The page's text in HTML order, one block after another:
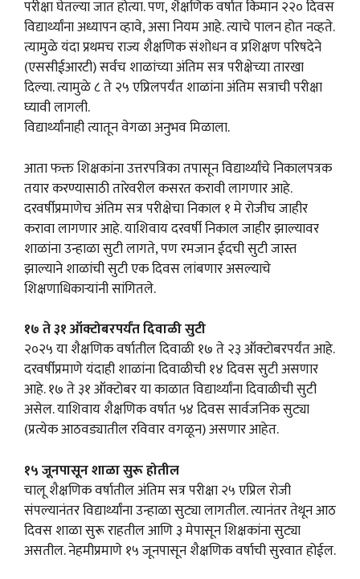
परीक्षा घेतल्या जात होत्या. पण, शैक्षणिक वर्षात किमान २२० दिवस
विद्यार्थ्यांना अध्यापन व्हावे, असा नियम आहे. त्याचे पालन होत नव्हते.
त्यामुळे यंदा प्रथमच राज्य शैक्षणिक संशोधन व प्रशिक्षण परिषदेने
(एससीईआरटी) सर्वच शाळांच्या अंतिम सत्र परीक्षेच्या तारखा
दिल्या. त्यामुळे ८ ते २५ एप्रिलपर्यंत शाळांना अंतिम सत्राची परीक्षा
घ्यावी लागली.
विद्यार्थ्यांनाही त्यातून वेगळा अनुभव मिळाला.
आता फक्त शिक्षकांना उत्तरपत्रिका तपासून विद्यार्थ्यांचे निकालपत्रक
तयार करण्यासाठी तारेवरील कसरत करावी लागणार आहे.
दरवर्षीप्रमाणेच अंतिम सत्र परीक्षेचा निकाल १ मे रोजीच जाहीर
करावा लागणार आहे. याशिवाय दरवर्षी निकाल जाहीर झाल्यावर
शाळांना उन्हाळा सुटी लागते, पण रमजान ईदची सुटी जास्त
झाल्याने शाळांची सुटी एक दिवस लांबणार असल्याचे
शिक्षणाधिकाऱ्यांनी सांगितले.
१७ ते ३१ ऑक्टोबरपर्यंत दिवाळी सुटी
२०२५ या शैक्षणिक वर्षातील दिवाळी १७ ते २३ ऑक्टोबरपर्यंत आहे.
दरवर्षीप्रमाणे यंदाही शाळांना दिवाळीची १४ दिवस सुटी असणार
आहे. १७ ते ३१ ऑक्टोबर या काळात विद्यार्थ्यांना दिवाळीची सुटी
असेल. याशिवाय शैक्षणिक वर्षात ५४ दिवस सार्वजनिक सुट्या
(प्रत्येक आठवड्यातील रविवार वगळून) असणार आहेत.
१५ जूनपासून शाळा सुरू होतील
चालू शैक्षणिक वर्षातील अंतिम सत्र परीक्षा २५ एप्रिल रोजी
संपल्यानंतर विद्यार्थ्यांना उन्हाळा सुट्या लागतील. त्यानंतर तेथून आठ
दिवस शाळा सुरू राहतील आणि ३ मेपासून शिक्षकांना सुट्या
असतील. नेहमीप्रमाणे १५ जूनपासून शैक्षणिक वर्षाची सुरवात होईल.